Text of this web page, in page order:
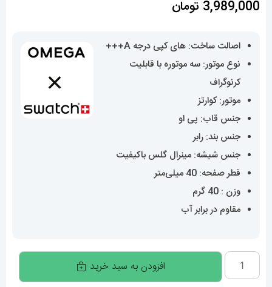
3,989,000 تومان
اصالت ساخت: های کپی درجه A+++
نوع موتور: سه موتوره با قابلیت
کرنوگراف
موتور: کوارتز
جنس قاب: پی او
جنس بند: رابر
جنس شیشه: مینرال گلس باکیفیت
قطر صفحه: 40 میلی‌متر
وزن : 40 گرم
مقاوم در برابر آب
ساعت
امگا
افزودن به سبد خرید